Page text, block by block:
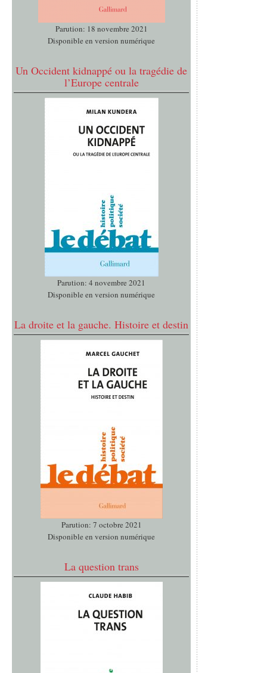
Parution: 18 novembre 2021
Disponible en version numérique
Un Occident kidnappé ou la tragédie de
l’Europe centrale
Parution: 4 novembre 2021
Disponible en version numérique
La droite et la gauche. Histoire et destin
Parution: 7 octobre 2021
Disponible en version numérique
La question trans